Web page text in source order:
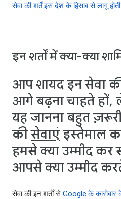
सेवा की शर्तें इस देश के हिसाब से लागू
इन शर्तों में क्या-क्या
आप शायद इन सेवा की
आगे बढ़ना चाहते
यह जानना बहुत
कीसेवाएंइस्तेमाल
हमसे क्या उम्मीद
आपसे क्या उम्मीद
सेवा की इन शर्तों सेGoogle के